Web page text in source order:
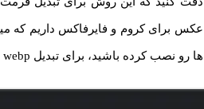
ها رو نصب کرده باشید، برای تبدیل webp به png یا jpg نیازی به برنامه جانبی ندارید.